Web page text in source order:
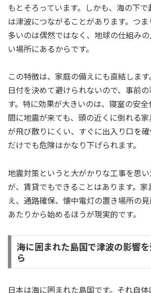
もとそろっています。しかも、海の下
は津波につながることがあります。つ
多いのは偶然ではなく、地球の仕組み
い場所にあるからです。
この特徴は、家庭の備えにも直結しま
日付を決めて避けられないので、事前
す。特に効果が大きいのは、寝室の安
間に地震が来ても、頭の近くに倒れる
が飛び散りにくい、すぐに出入り口を
だけでも危険はかなり下げられます。
地震対策というと大がかりな工事を思
が、賃貸でもできることはあります。
え、通路確保、懐中電灯の置き場所の
あたりから始めるほうが現実的です。
海に囲まれた島国で津波の影響
ら
日本は海に囲まれた島国です。それ自